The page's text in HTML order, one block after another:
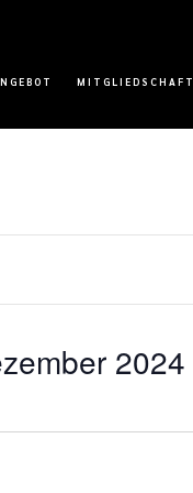
MITGLIEDSCHAFT
2024